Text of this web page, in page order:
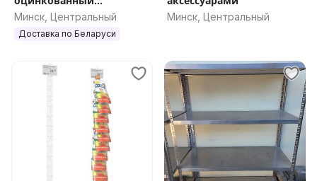
полочный
Минск, Центральный
Доставка по Беларуси
Минск, Центральный